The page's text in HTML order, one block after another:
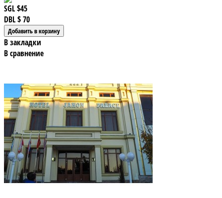
SGL$45
DBL$ 70
В закладки
В сравнение